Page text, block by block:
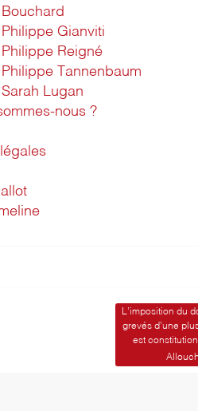
Bouchard
Philippe Gianviti
Philippe Reigné
Philippe Tannenbaum
Sarah Lugan
nous ?
L’imposition du
grevés d’une
est